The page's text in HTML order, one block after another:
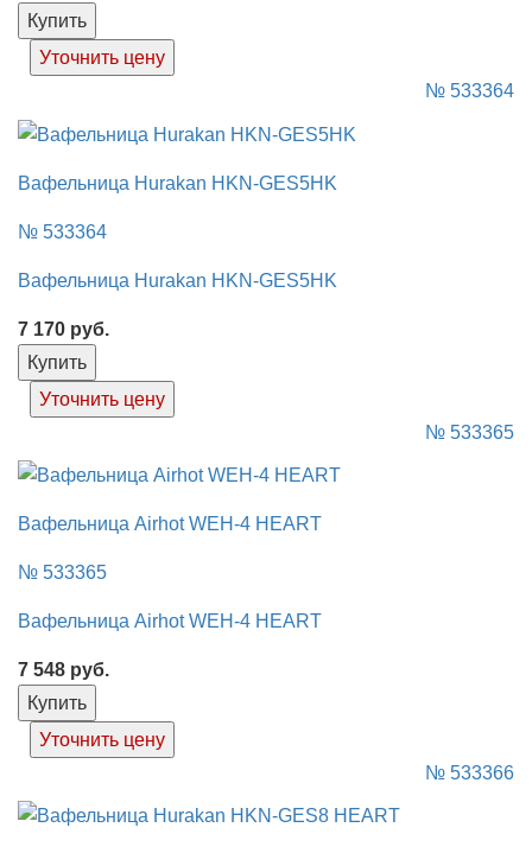
Купить
Уточнить цену
№ 533364
Вафельница Hurakan HKN-GES5HK
№ 533364
Вафельница Hurakan HKN-GES5HK
7 170 руб.
Купить
Уточнить цену
№ 533365
Вафельница Airhot WEH-4 HEART
№ 533365
Вафельница Airhot WEH-4 HEART
7 548 руб.
Купить
Уточнить цену
№ 533366